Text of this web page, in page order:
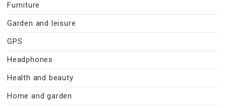
Furniture
Garden and leisure
GPS
Headphones
Health and beauty
Home and garden